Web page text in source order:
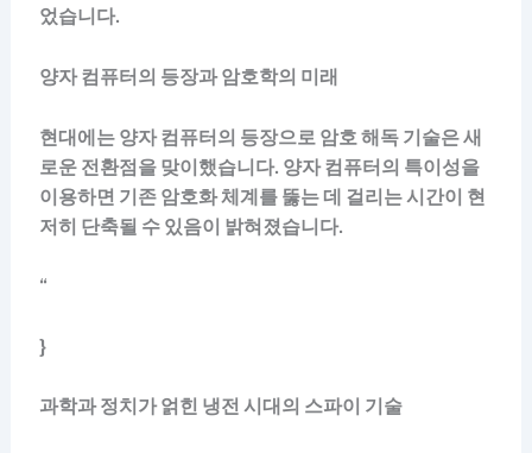
었습니다.
양자 컴퓨터의 등장과 암호학의 미래
현대에는 양자 컴퓨터의 등장으로 암호 해독 기술은 새
로운 전환점을 맞이했습니다. 양자 컴퓨터의 특이성을
이용하면 기존 암호화 체계를 뚫는 데 걸리는 시간이 현
저히 단축될 수 있음이 밝혀졌습니다.
“
}
과학과 정치가 얽힌 냉전 시대의 스파이 기술